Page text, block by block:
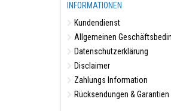
INFORMATIONEN
Kundendienst
Allgemeinen
Datenschutzerklärung
Disclaimer
Zahlungs Information
Rücksendungen & Garantien